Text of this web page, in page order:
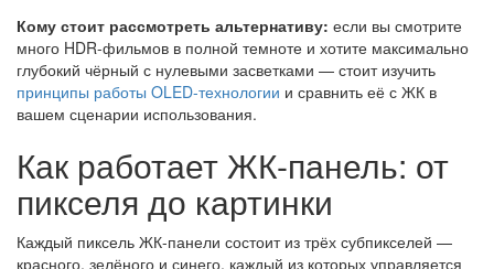
Кому стоит рассмотреть альтернативу: если вы смотрите
много HDR-фильмов в полной темноте и хотите максимально
глубокий чёрный с нулевыми засветками — стоит изучить
принципы работы OLED-технологии и сравнить её с ЖК в
вашем сценарии использования.
Как работает ЖК-панель: от
пикселя до картинки
Каждый пиксель ЖК-панели состоит из трёх субпикселей —
красного, зелёного и синего, каждый из которых управляется